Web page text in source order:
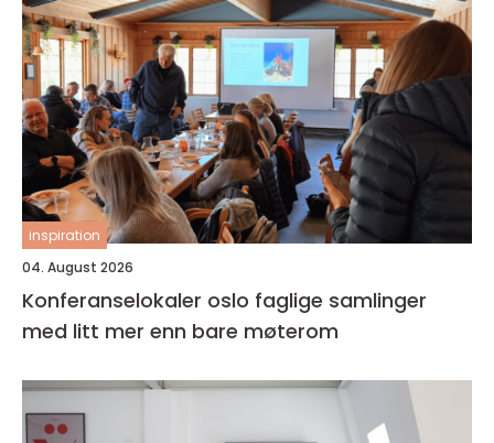
inspiration
04. August 2026
Konferanselokaler oslo faglige samlinger
med litt mer enn bare møterom